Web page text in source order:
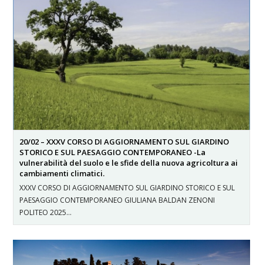
20/02 – XXXV CORSO DI AGGIORNAMENTO SUL GIARDINO
STORICO E SUL PAESAGGIO CONTEMPORANEO -La
vulnerabilità del suolo e le sfide della nuova agricoltura ai
cambiamenti climatici.
XXXV CORSO DI AGGIORNAMENTO SUL GIARDINO STORICO E SUL
PAESAGGIO CONTEMPORANEO GIULIANA BALDAN ZENONI
POLITEO 2025…